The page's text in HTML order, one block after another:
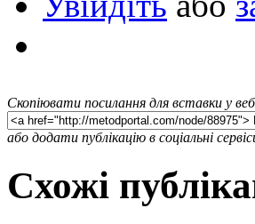
Скопіювати посилання для вставки у
або додати публікацію в соціальні
Схожі